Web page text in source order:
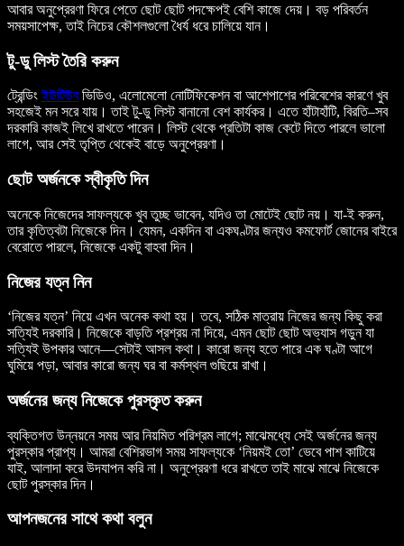
আবার অনুপ্রেরণা ফিরে পেতে ছোট ছোট পদক্ষেপই বেশি কাজে দেয়। বড় পরিবর্তন
সময়সাপেক্ষ, তাই নিচের কৌশলগুলো ধৈর্য ধরে চালিয়ে যান।
টু-ডু লিস্ট তৈরি করুন
ট্রেন্ডিংইউটিউবভিডিও, এলোমেলো নোটিফিকেশন বা আশেপাশের পরিবেশের কারণে খুব
সহজেই মন সরে যায়। তাই টু-ডু লিস্ট বানানো বেশ কার্যকর। এতে হাঁটাহাঁটি, বিরতি–সব
দরকারি কাজই লিখে রাখতে পারেন। লিস্ট থেকে প্রতিটা কাজ কেটে দিতে পারলে ভালো
লাগে, আর সেই তৃপ্তি থেকেই বাড়ে অনুপ্রেরণা।
ছোট অর্জনকে স্বীকৃতি দিন
অনেকে নিজেদের সাফল্যকে খুব তুচ্ছ ভাবেন, যদিও তা মোটেই ছোট নয়। যা-ই করুন,
তার কৃতিত্বটা নিজেকে দিন। যেমন, একদিন বা একঘণ্টার জন্যও কমফোর্ট জোনের বাইরে
বেরোতে পারলে, নিজেকে একটু বাহবা দিন।
নিজের যত্ন নিন
‘নিজের যত্ন’ নিয়ে এখন অনেক কথা হয়। তবে, সঠিক মাত্রায় নিজের জন্য কিছু করা
সত্যিই দরকারি। নিজেকে বাড়তি প্রশ্রয় না দিয়ে, এমন ছোট ছোট অভ্যাস গড়ুন যা
সত্যিই উপকার আনে—সেটাই আসল কথা। কারো জন্য হতে পারে এক ঘণ্টা আগে
ঘুমিয়ে পড়া, আবার কারো জন্য ঘর বা কর্মস্থল গুছিয়ে রাখা।
অর্জনের জন্য নিজেকে পুরস্কৃত করুন
ব্যক্তিগত উন্নয়নে সময় আর নিয়মিত পরিশ্রম লাগে; মাঝেমধ্যে সেই অর্জনের জন্য
পুরস্কার প্রাপ্য। আমরা বেশিরভাগ সময় সাফল্যকে ‘নিয়মই তো’ ভেবে পাশ কাটিয়ে
যাই, আলাদা করে উদযাপন করি না। অনুপ্রেরণা ধরে রাখতে তাই মাঝে মাঝে নিজেকে
ছোট পুরস্কার দিন।
আপনজনের সাথে কথা বলুন